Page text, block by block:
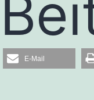
E-Mail